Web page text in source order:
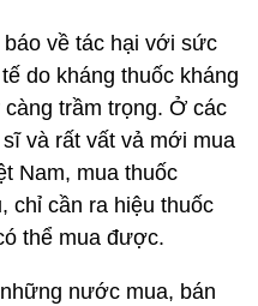
về tác hại với sức
do kháng thuốc kháng
trầm trọng. Ở các
và rất vất vả mới mua
Nam, mua thuốc
chỉ cần ra hiệu thuốc
thể mua được.
nước mua, bán